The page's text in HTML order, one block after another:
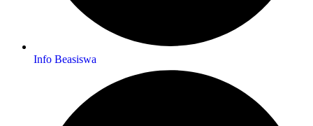
Info Beasiswa